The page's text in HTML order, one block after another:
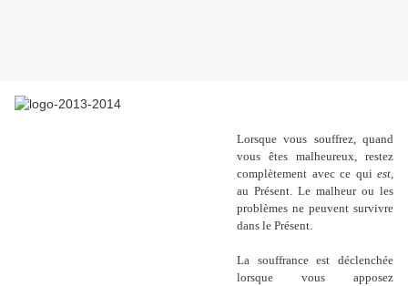
Lorsque vous souffrez, quand
vous êtes malheureux, restez
complètement avec ce qui est,
au Présent. Le malheur ou les
problèmes ne peuvent survivre
dans le Présent.
La souffrance est déclenchée
lorsque vous apposez